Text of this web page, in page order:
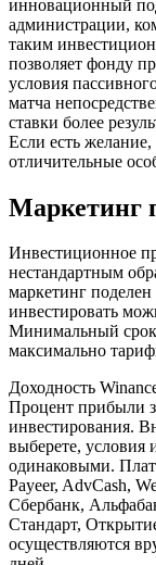
инновационный
администрации,
таким
позволяет фонду
условия
матча
ставки более
Если есть
отличительные
Маркетинг
Инвестиционное
нестандартным
маркетинг
инвестировать
Минимальный срок
максимально
Доходность
Процент прибыли
инвестирования.
выберете, условия
одинаковыми.
Payeer, AdvCash,
Сбербанк,
Стандарт,
осуществляются